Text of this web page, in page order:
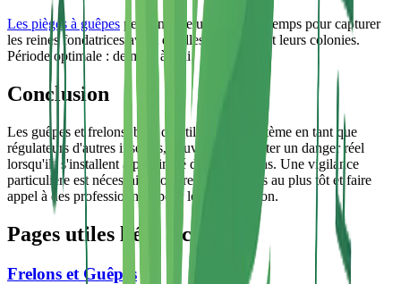
Les pièges à guêpes peuvent être utiles au printemps pour capturer
les reines fondatrices avant qu'elles n'établissent leurs colonies.
Période optimale : de mars à mai.
Conclusion
Les guêpes et frelons, bien qu'utiles à l'écosystème en tant que
régulateurs d'autres insectes, peuvent représenter un danger réel
lorsqu'ils s'installent à proximité des habitations. Une vigilance
particulière est nécessaire pour repérer les nids au plus tôt et faire
appel à des professionnels pour leur élimination.
Pages utiles liées à ce sujet
Frelons et Guêpes